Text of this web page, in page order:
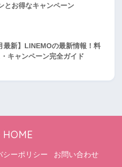
とお得なキャンペーン
最新】LINEMOの最新情報！料
キャンペーン完全ガイド
HOME
シーポリシー お問い合わせ